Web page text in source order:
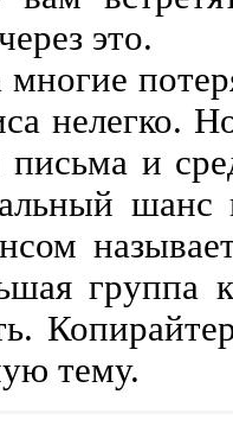
это.
многие
нелегко.
и
шанс
группа
тему.